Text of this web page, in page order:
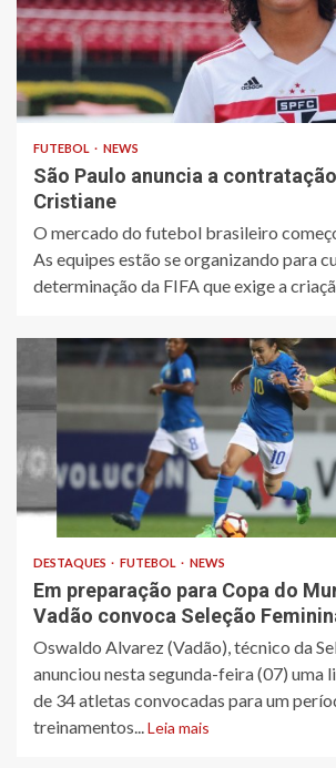
FUTEBOL NEWS
São Paulo anuncia a
Cristiane
O mercado do futebol brasileiro
As equipes estão se organizando para
determinação da FIFA que exige a
DESTAQUES FUTEBOL NEWS
Em preparação para Copa do
Vadão convoca Seleção
Oswaldo Alvarez (Vadão), técnico da
anunciou nesta segunda-feira (07) uma
de 34 atletas convocadas para um
treinamentos...Leia mais